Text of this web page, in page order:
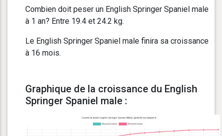
Combien doit peser un English Springer Spaniel male
à 1 an? Entre 19.4 et 24.2 kg.
Le English Springer Spaniel male finira sa croissance
à 16 mois.
Graphique de la croissance du English
Springer Spaniel male :